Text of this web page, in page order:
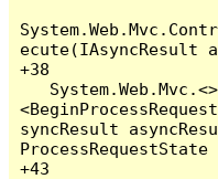
ecute(IAsyncResult
+38
syncResult
+43